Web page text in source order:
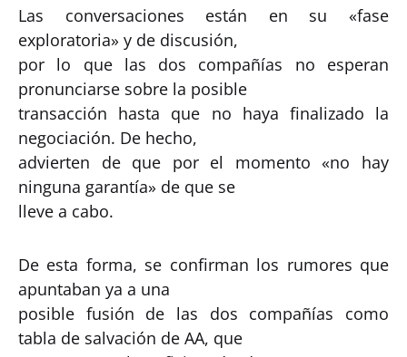
Las conversaciones están en su «fase
exploratoria» y de discusión,
por lo que las dos compañías no esperan
pronunciarse sobre la posible
transacción hasta que no haya finalizado la
negociación. De hecho,
advierten de que por el momento «no hay
ninguna garantía» de que se
lleve a cabo.
De esta forma, se confirman los rumores que
apuntaban ya a una
posible fusión de las dos compañías como
tabla de salvación de AA, que